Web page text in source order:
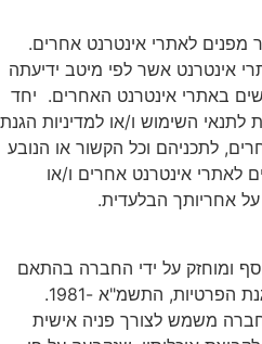
מפנים לאתרי אינטרנט אחרים.
אינטרנט אשר לפי מיטב ידיעתה
באתרי אינטרנט האחרים. יחד
השימוש ו/או למדיניות הגנת
לתכניהם וכל הקשור או הנובע
לאתרי אינטרנט אחרים ו/או
אחריותך הבלעדית.
ומוחזק על ידי החברה בהתאם
לתנאי שימוש אלו על-פי חוק הגנת הפרטיות, התשמ"א -1981.
משמש לצורך פניה אישית